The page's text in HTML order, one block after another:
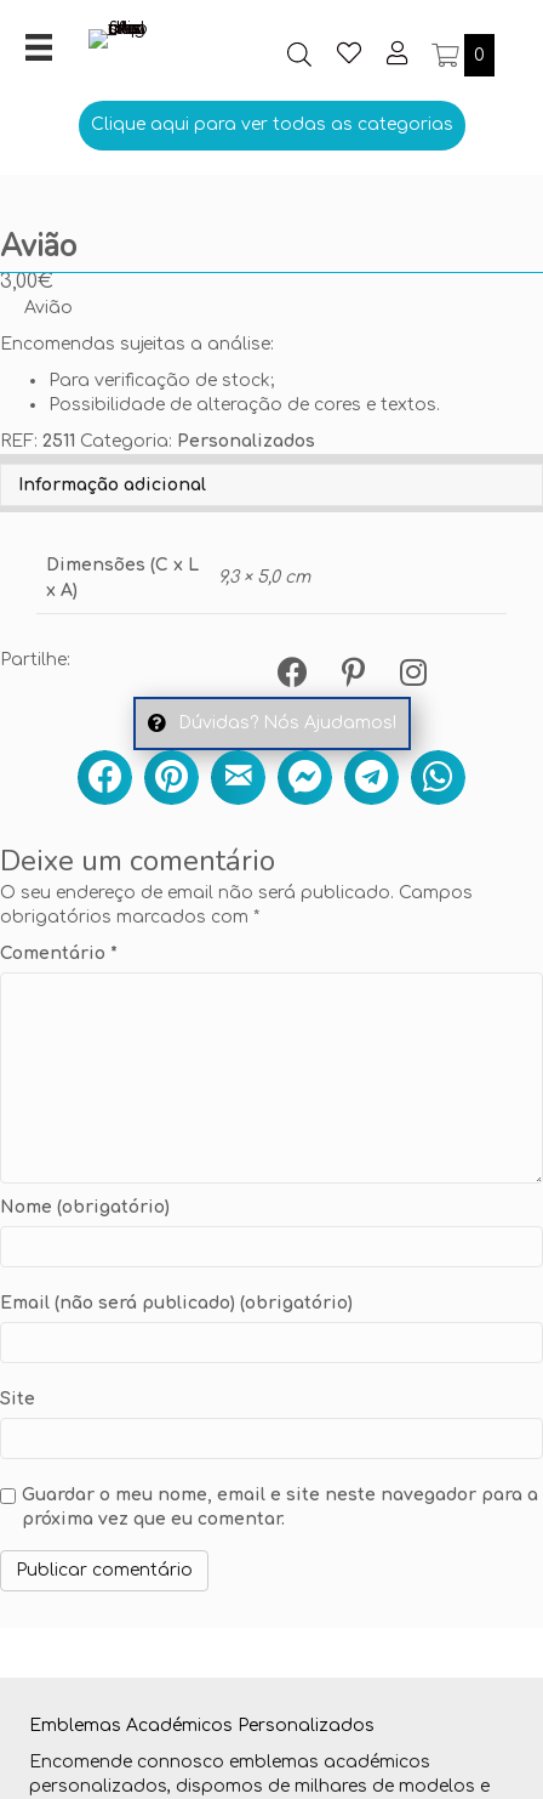
0
Clique aqui para ver todas as categorias
Avião
3,00€
Avião
Encomendas sujeitas a análise:
Para verificação de stock;
Possibilidade de alteração de cores e textos.
REF: 2511 Categoria: Personalizados
Personalize aqui o seu Emblema
Informação adicional
Dimensões (C x L
x A)
9,3 × 5,0 cm
Partilhe:
Dúvidas? Nós Ajudamos!
Deixe um comentário
O seu endereço de email não será publicado. Campos
obrigatórios marcados com *
Comentário *
Nome (obrigatório)
Email (não será publicado) (obrigatório)
Site
Guardar o meu nome, email e site neste navegador para a
próxima vez que eu comentar.
Emblemas Académicos Personalizados
Encomende connosco emblemas académicos
personalizados, dispomos de milhares de modelos e